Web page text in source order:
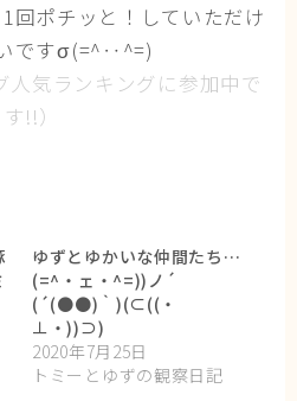
回ポチッと！していただけ
ですσ(=^‥^=)
人気ランキングに参加中で
す!!）
ゆずとゆかいな仲間たち…
(=^・ェ・^=))ノ´
(´(●●)｀)(⊂((・
⊥・))⊃)
2020年7月25日
トミーとゆずの観察日記